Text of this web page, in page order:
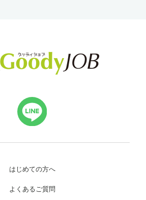
はじめての方へ
よくあるご質問